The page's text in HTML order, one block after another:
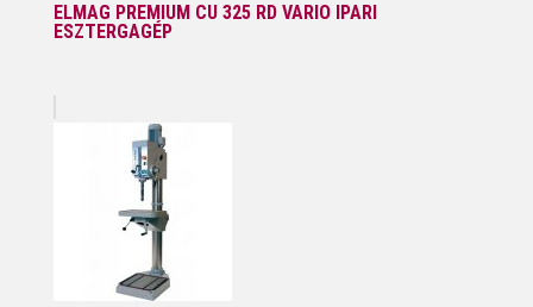
ELMAG PREMIUM CU 325 RD VARIO IPARI
ESZTERGAGÉP